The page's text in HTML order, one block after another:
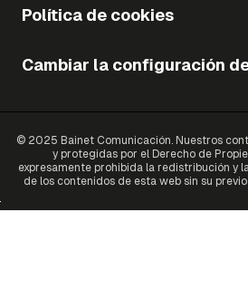
Política de cookies
Cambiar la configuración
© 2025 Bainet Comunicación. Nuestros
y protegidas por el Derecho de
expresamente prohibida la redistribución y
de los contenidos de esta web sin su